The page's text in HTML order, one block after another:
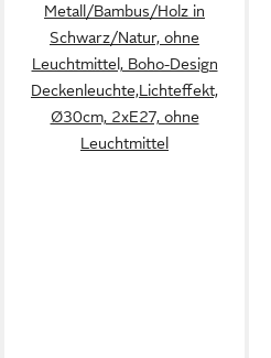
Metall/Bambus/Holz in
Schwarz/Natur, ohne
Leuchtmittel, Boho-Design
Deckenleuchte,Lichteffekt,
Ø30cm, 2xE27, ohne
Leuchtmittel